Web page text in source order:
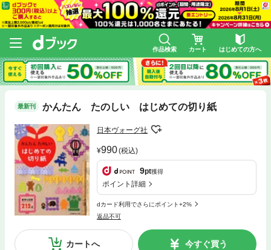
作品検索 カート はじめての方へ
最新刊 かんたん たのしい はじめての切り紙
日本ヴォーグ社
990(税込)
9pt獲得
ポイント詳細
dカード利用でさらにポイント+2%
返品不可
カートへ 今すぐ買う